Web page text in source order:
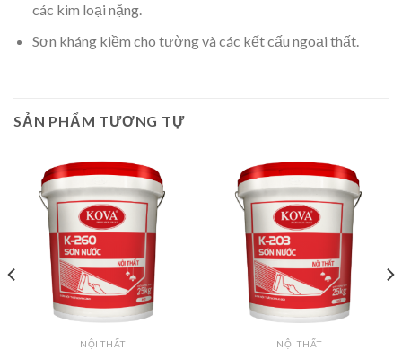
các kim loại nặng.
Sơn kháng kiềm cho tường và các kết cấu ngoại thất.
SẢN PHẨM TƯƠNG TỰ
NỘI THẤT NỘI THẤT